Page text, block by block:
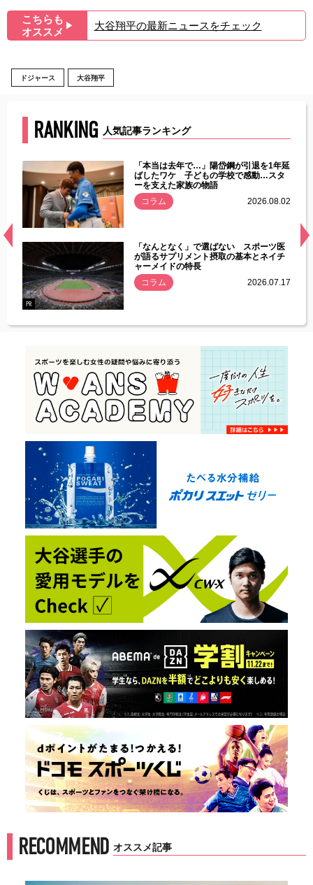
こちらも
オススメ ▶︎ 大谷翔平の最新ニュースをチェック
ドジャース 大谷翔平
RANKING 人気記事ランキング
常
「本当は去年で…」陽岱鋼が引退を1年延
ばしたワケ 子どもの学校で感動…スタ
ーを支えた家族の物語
コラム
2026.08.02
PR
「なんとなく」で選ばない スポーツ医
が語るサプリメント摂取の基本とネイチ
ャーメイドの特長
コラム
2026.07.17
RECOMMEND オススメ記事